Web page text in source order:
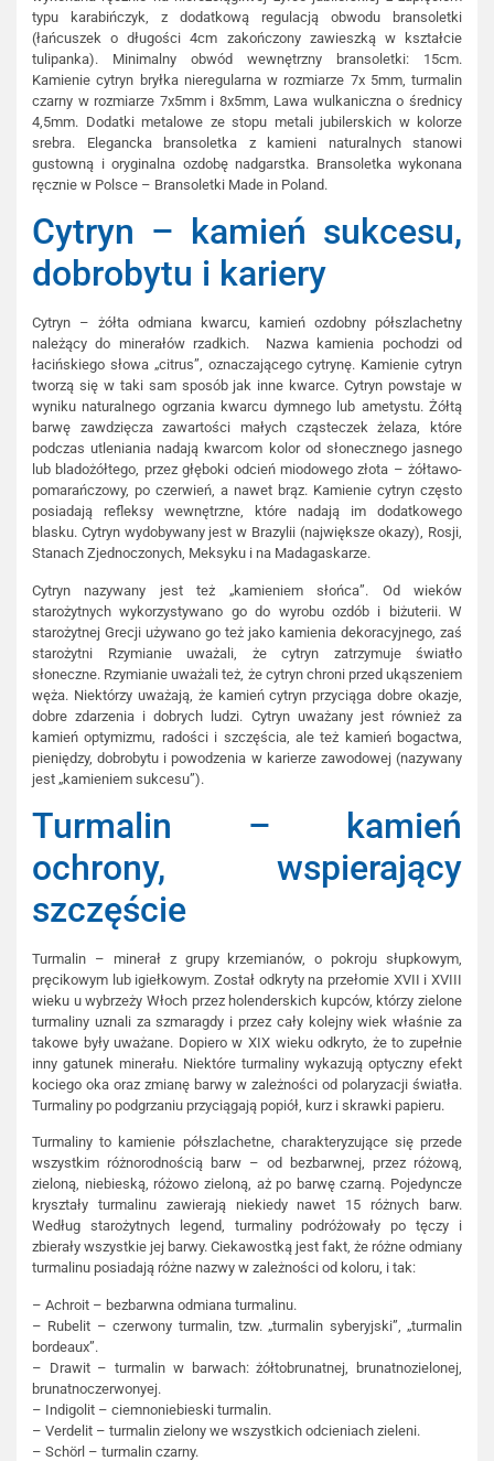
typu karabińczyk, z dodatkową regulacją obwodu bransoletki
(łańcuszek o długości 4cm zakończony zawieszką w kształcie
tulipanka). Minimalny obwód wewnętrzny bransoletki: 15cm.
Kamienie cytryn bryłka nieregularna w rozmiarze 7x 5mm, turmalin
czarny w rozmiarze 7x5mm i 8x5mm, Lawa wulkaniczna o średnicy
4,5mm. Dodatki metalowe ze stopu metali jubilerskich w kolorze
srebra. Elegancka bransoletka z kamieni naturalnych stanowi
gustowną i oryginalna ozdobę nadgarstka. Bransoletka wykonana
ręcznie w Polsce – Bransoletki Made in Poland.
Cytryn – kamień sukcesu,
dobrobytu i kariery
Cytryn – żółta odmiana kwarcu, kamień ozdobny półszlachetny
należący do minerałów rzadkich. Nazwa kamienia pochodzi od
łacińskiego słowa „citrus”, oznaczającego cytrynę. Kamienie cytryn
tworzą się w taki sam sposób jak inne kwarce. Cytryn powstaje w
wyniku naturalnego ogrzania kwarcu dymnego lub ametystu. Żółtą
barwę zawdzięcza zawartości małych cząsteczek żelaza, które
podczas utleniania nadają kwarcom kolor od słonecznego jasnego
lub bladożółtego, przez głęboki odcień miodowego złota – żółtawo-
pomarańczowy, po czerwień, a nawet brąz. Kamienie cytryn często
posiadają refleksy wewnętrzne, które nadają im dodatkowego
blasku. Cytryn wydobywany jest w Brazylii (największe okazy), Rosji,
Stanach Zjednoczonych, Meksyku i na Madagaskarze.
Cytryn nazywany jest też „kamieniem słońca”. Od wieków
starożytnych wykorzystywano go do wyrobu ozdób i biżuterii. W
starożytnej Grecji używano go też jako kamienia dekoracyjnego, zaś
starożytni Rzymianie uważali, że cytryn zatrzymuje światło
słoneczne. Rzymianie uważali też, że cytryn chroni przed ukąszeniem
węża. Niektórzy uważają, że kamień cytryn przyciąga dobre okazje,
dobre zdarzenia i dobrych ludzi. Cytryn uważany jest również za
kamień optymizmu, radości i szczęścia, ale też kamień bogactwa,
pieniędzy, dobrobytu i powodzenia w karierze zawodowej (nazywany
jest „kamieniem sukcesu”).
Turmalin – kamień
ochrony, wspierający
szczęście
Turmalin – minerał z grupy krzemianów, o pokroju słupkowym,
pręcikowym lub igiełkowym. Został odkryty na przełomie XVII i XVIII
wieku u wybrzeży Włoch przez holenderskich kupców, którzy zielone
turmaliny uznali za szmaragdy i przez cały kolejny wiek właśnie za
takowe były uważane. Dopiero w XIX wieku odkryto, że to zupełnie
inny gatunek minerału. Niektóre turmaliny wykazują optyczny efekt
kociego oka oraz zmianę barwy w zależności od polaryzacji światła.
Turmaliny po podgrzaniu przyciągają popiół, kurz i skrawki papieru.
Turmaliny to kamienie półszlachetne, charakteryzujące się przede
wszystkim różnorodnością barw – od bezbarwnej, przez różową,
zieloną, niebieską, różowo zieloną, aż po barwę czarną. Pojedyncze
kryształy turmalinu zawierają niekiedy nawet 15 różnych barw.
Według starożytnych legend, turmaliny podróżowały po tęczy i
zbierały wszystkie jej barwy. Ciekawostką jest fakt, że różne odmiany
turmalinu posiadają różne nazwy w zależności od koloru, i tak:
– Achroit – bezbarwna odmiana turmalinu.
– Rubelit – czerwony turmalin, tzw. „turmalin syberyjski”, „turmalin
bordeaux”.
– Drawit – turmalin w barwach: żółtobrunatnej, brunatnozielonej,
brunatnoczerwonyej.
– Indigolit – ciemnoniebieski turmalin.
– Verdelit – turmalin zielony we wszystkich odcieniach zieleni.
– Schörl – turmalin czarny.